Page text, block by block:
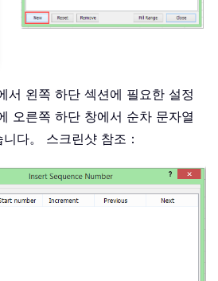
서 왼쪽 하단 섹션에 필요한 설정
오른쪽 하단 창에서 순차 문자열
다。 스크린샷 참조：